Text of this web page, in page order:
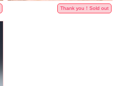
Thank you！Sold out